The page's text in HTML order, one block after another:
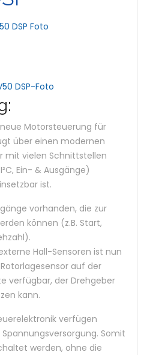
neue Motorsteuerung für
über einen modernen
mit vielen Schnittstellen
I²C, Ein- & Ausgänge)
ist.
vorhanden, die zur
können (z.B. Start,
Hall-Sensoren ist nun
auf der
verfügbar, der Drehgeber
kann.
verfügen
Somit
werden, ohne die